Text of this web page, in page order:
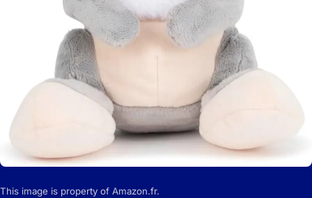
This image is property of Amazon.fr.